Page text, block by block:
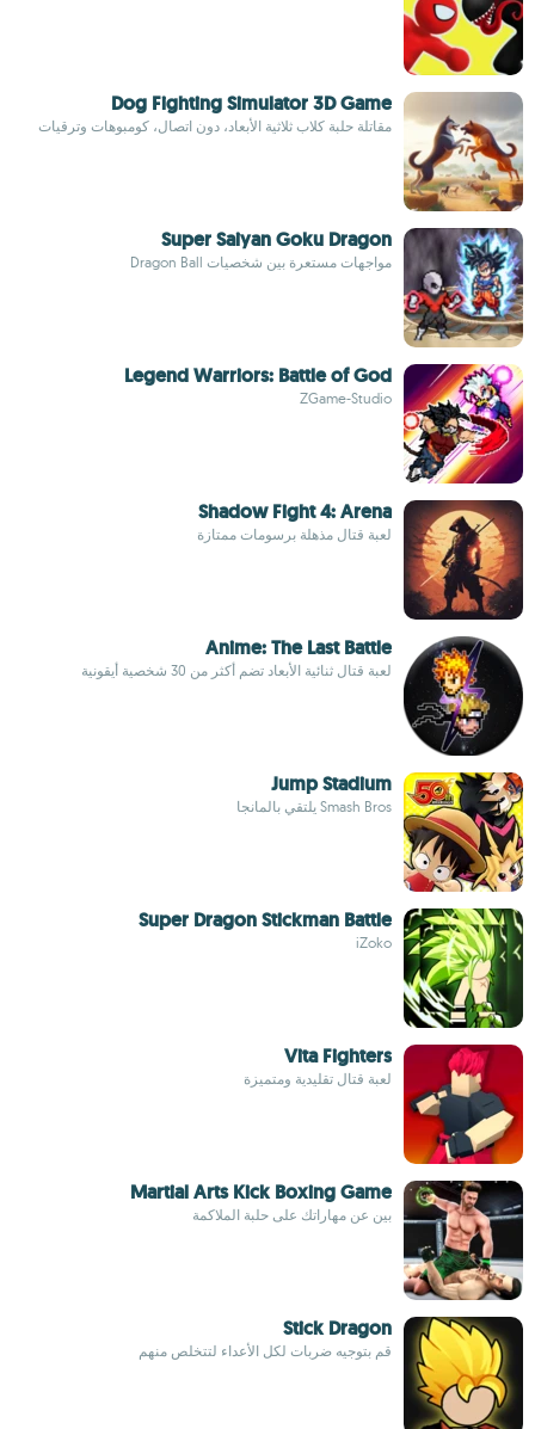
Dog Fighting Simulator 3D Game
مقاتلة حلبة كلاب ثلاثية الأبعاد، دون اتصال، كومبوهات وترقيات
Super Saiyan Goku Dragon
مواجهات مستعرة بين شخصيات Dragon Ball
Legend Warriors: Battle of God
ZGame-Studio
Shadow Fight 4: Arena
لعبة قتال مذهلة برسومات ممتازة
Anime: The Last Battle
لعبة قتال ثنائية الأبعاد تضم أكثر من 30 شخصية أيقونية
Jump Stadium
Smash Bros يلتقي بالمانجا
Super Dragon Stickman Battle
iZoko
Vita Fighters
لعبة قتال تقليدية ومتميزة
Martial Arts Kick Boxing Game
بين عن مهاراتك على حلبة الملاكمة
Stick Dragon
قم بتوجيه ضربات لكل الأعداء لتتخلص منهم